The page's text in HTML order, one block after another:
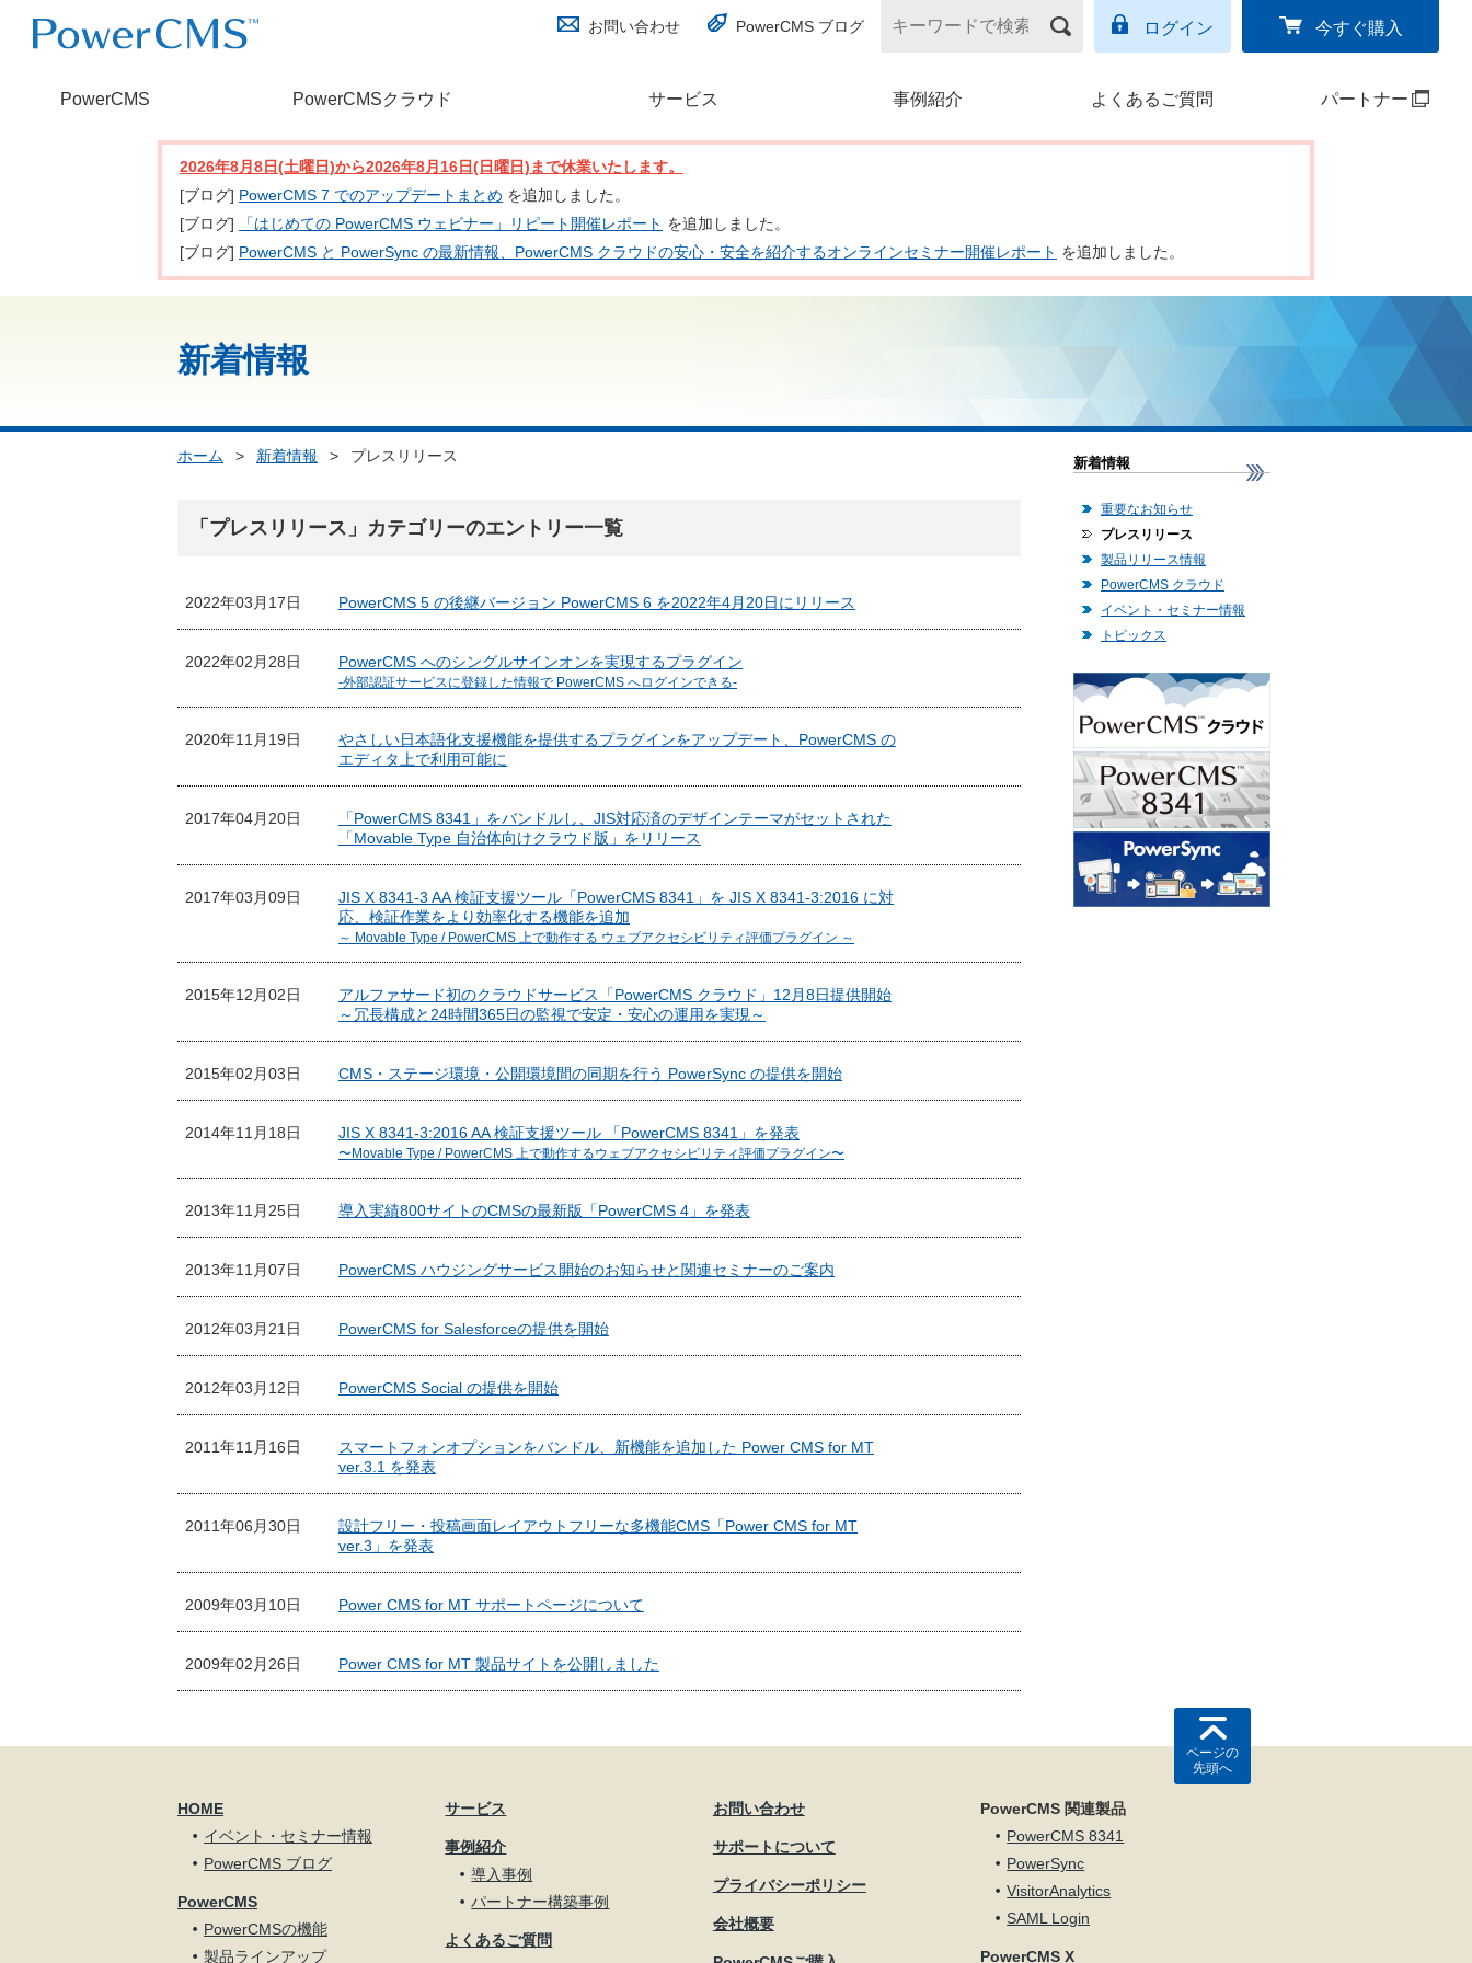
お問い合わせ PowerCMS ブログ ログイン 今すぐ購入
PowerCMS PowerCMSクラウド サービス 事例紹介 よくあるご質問 パートナー
(別ウィンドウで開く)
2026年8月8日(土曜日)から2026年8月16日(日曜日)まで休業いたします。
[ブログ] PowerCMS 7 でのアップデートまとめ を追加しました。
[ブログ]
「はじめての PowerCMS ウェビナー」リピート開催レポート を追加しました。
[ブログ] PowerCMS と PowerSync の最新情報、PowerCMS クラウドの安心・安全を紹介するオンラインセミナー開催レポート を追加しました。
新着情報
ホーム > 新着情報 > プレスリリース
「プレスリリース」カテゴリーのエントリー一覧
2022年03月17日 PowerCMS 5 の後継バージョン PowerCMS 6 を2022年4月20日にリリース
2022年02月28日 PowerCMS へのシングルサインオンを実現するプラグイン
-外部認証サービスに登録した情報で PowerCMS へログインできる-
2020年11月19日
やさしい日本語化支援機能を提供するプラグインをアップデート、PowerCMS の
エディタ上で利用可能に
2017年04月20日
「PowerCMS 8341」をバンドルし、JIS対応済のデザインテーマがセットされた
「Movable Type 自治体向けクラウド版」をリリース
2017年03月09日
JIS X 8341-3 AA 検証支援ツール「PowerCMS 8341」を JIS X 8341-3:2016 に対
応、検証作業をより効率化する機能を追加
～ Movable Type / PowerCMS 上で動作する ウェブアクセシビリティ評価プラグイン ～
2015年12月02日
アルファサード初のクラウドサービス「PowerCMS クラウド」12月8日提供開始
～冗長構成と24時間365日の監視で安定・安心の運用を実現～
2015年02月03日 CMS・ステージ環境・公開環境間の同期を行う PowerSync の提供を開始
2014年11月18日 JIS X 8341-3:2016 AA 検証支援ツール 「PowerCMS 8341」を発表
〜Movable Type / PowerCMS 上で動作するウェブアクセシビリティ評価プラグイン〜
2013年11月25日 導入実績800サイトのCMSの最新版「PowerCMS 4」を発表
2013年11月07日 PowerCMS ハウジングサービス開始のお知らせと関連セミナーのご案内
2012年03月21日 PowerCMS for Salesforceの提供を開始
2012年03月12日 PowerCMS Social の提供を開始
2011年11月16日
スマートフォンオプションをバンドル、新機能を追加した Power CMS for MT
ver.3.1 を発表
2011年06月30日
設計フリー・投稿画面レイアウトフリーな多機能CMS「Power CMS for MT
ver.3」を発表
2009年03月10日 Power CMS for MT サポートページについて
2009年02月26日 Power CMS for MT 製品サイトを公開しました
新着情報
重要なお知らせ
プレスリリース
製品リリース情報
PowerCMS クラウド
イベント・セミナー情報
トピックス
ページの
先頭へ
HOME
イベント・セミナー情報
PowerCMS ブログ
PowerCMS
PowerCMSの機能
製品ラインアップ
サービス
事例紹介
導入事例
パートナー構築事例
よくあるご質問
お問い合わせ
サポートについて
プライバシーポリシー
会社概要
PowerCMS 関連製品
PowerCMS 8341
PowerSync
VisitorAnalytics
SAML Login
PowerCMS X